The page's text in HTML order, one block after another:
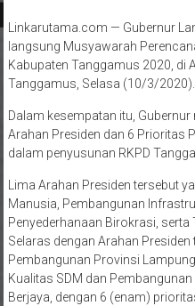
Linkarutama.com — Gubernur
langsung Musyawarah
Kabupaten Tanggamus 2020, di
Tanggamus, Selasa (10/3/2020).
Dalam kesempatan itu,
Arahan Presiden dan 6 Prioritas
dalam penyusunan RKPD
Lima Arahan Presiden tersebut
Manusia, Pembangunan
Penyederhanaan Birokrasi,
Selaras dengan Arahan
Pembangunan Provinsi
Kualitas SDM dan
Berjaya, dengan 6 (enam)